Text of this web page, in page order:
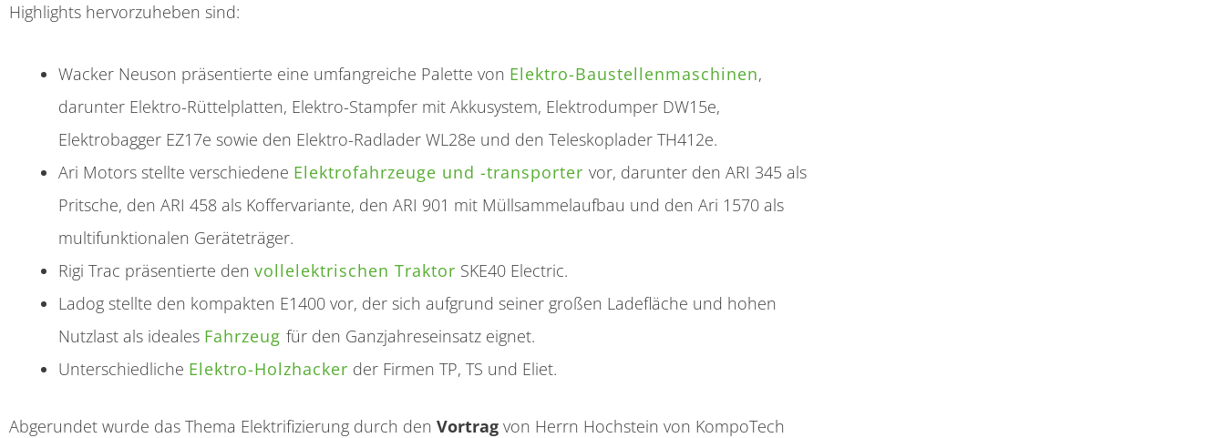
Highlights hervorzuheben sind:
Wacker Neuson präsentierte eine umfangreiche Palette von Elektro-Baustellenmaschinen,
darunter Elektro-Rüttelplatten, Elektro-Stampfer mit Akkusystem, Elektrodumper DW15e,
Elektrobagger EZ17e sowie den Elektro-Radlader WL28e und den Teleskoplader TH412e.
Ari Motors stellte verschiedene Elektrofahrzeuge und -transporter vor, darunter den ARI 345 als
Pritsche, den ARI 458 als Koffervariante, den ARI 901 mit Müllsammelaufbau und den Ari 1570 als
multifunktionalen Geräteträger.
Rigi Trac präsentierte den vollelektrischen Traktor SKE40 Electric.
Ladog stellte den kompakten E1400 vor, der sich aufgrund seiner großen Ladefläche und hohen
Nutzlast als ideales Fahrzeug für den Ganzjahreseinsatz eignet.
Unterschiedliche Elektro-Holzhacker der Firmen TP, TS und Eliet.
Abgerundet wurde das Thema Elektrifizierung durch den Vortrag von Herrn Hochstein von KompoTech